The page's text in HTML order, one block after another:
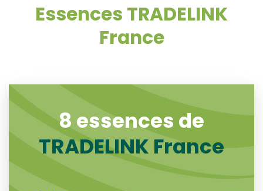
Essences TRADELINK
France
8 essences de
TRADELINK France